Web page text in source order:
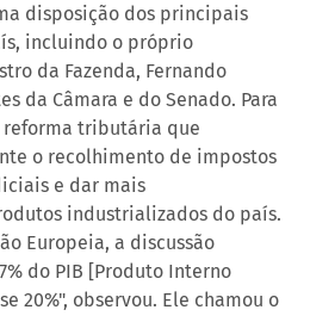
disposição dos principais
incluindo o próprio
da Fazenda, Fernando
da Câmara e do Senado. Para
tributária que
o recolhimento de impostos
e dar mais
industrializados do país.
Europeia, a discussão
do PIB [Produto Interno
20%", observou. Ele chamou o